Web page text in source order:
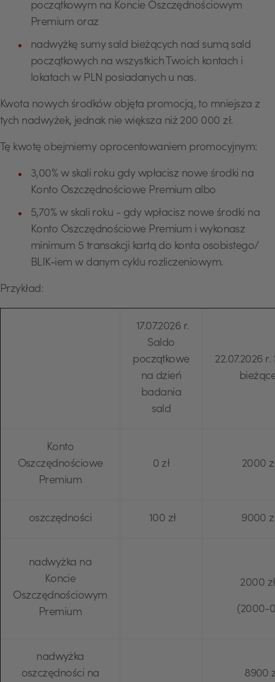
początkowym na Koncie Oszczędnościowym
Premium oraz
nadwyżkę sumy sald bieżących nad sumą sald
początkowych na wszystkich Twoich kontach i
lokatach w PLN posiadanych u nas.
Kwota nowych środków objęta promocją, to mniejsza z
tych nadwyżek, jednak nie większa niż 200 000 zł.
Tę kwotę obejmiemy oprocentowaniem promocyjnym:
3,00% w skali roku gdy wpłacisz nowe środki na
Konto Oszczędnościowe Premium albo
5,70% w skali roku - gdy wpłacisz nowe środki na
Konto Oszczędnościowe Premium i wykonasz
minimum 5 transakcji kartą do konta osobistego/
BLIK-iem w danym cyklu rozliczeniowym.
Przykład:
17.07.2026 r.
Saldo
początkowe
na dzień
badania
sald
22.07.2026
Konto
Oszczędnościowe
Premium
0 zł 2000
oszczędności 100 zł 9000
nadwyżka na
Koncie
Oszczędnościowym
Premium
2000 zł
(2000-
nadwyżka
oszczędności na
8900